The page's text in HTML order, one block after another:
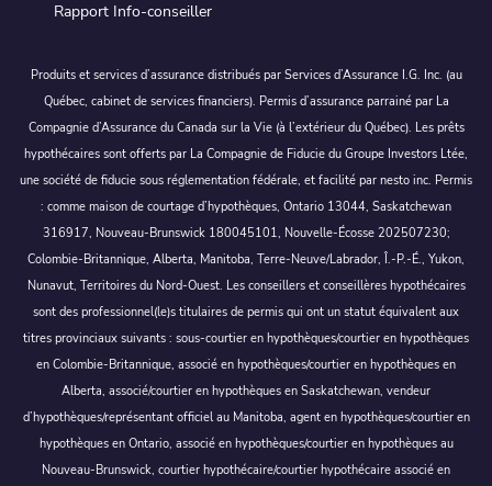
Rapport Info-conseiller
Produits et services d’assurance distribués par Services d’Assurance I.G. Inc. (au
Québec, cabinet de services financiers). Permis d’assurance parrainé par La
Compagnie d’Assurance du Canada sur la Vie (à l’extérieur du Québec). Les prêts
hypothécaires sont offerts par La Compagnie de Fiducie du Groupe Investors Ltée,
une société de fiducie sous réglementation fédérale, et facilité par nesto inc. Permis
: comme maison de courtage d’hypothèques, Ontario 13044, Saskatchewan
316917, Nouveau-Brunswick 180045101, Nouvelle-Écosse 202507230;
Colombie-Britannique, Alberta, Manitoba, Terre-Neuve/Labrador, Î.-P.-É., Yukon,
Nunavut, Territoires du Nord-Ouest. Les conseillers et conseillères hypothécaires
sont des professionnel(le)s titulaires de permis qui ont un statut équivalent aux
titres provinciaux suivants : sous-courtier en hypothèques/courtier en hypothèques
en Colombie-Britannique, associé en hypothèques/courtier en hypothèques en
Alberta, associé/courtier en hypothèques en Saskatchewan, vendeur
d’hypothèques/représentant officiel au Manitoba, agent en hypothèques/courtier en
hypothèques en Ontario, associé en hypothèques/courtier en hypothèques au
Nouveau-Brunswick, courtier hypothécaire/courtier hypothécaire associé en